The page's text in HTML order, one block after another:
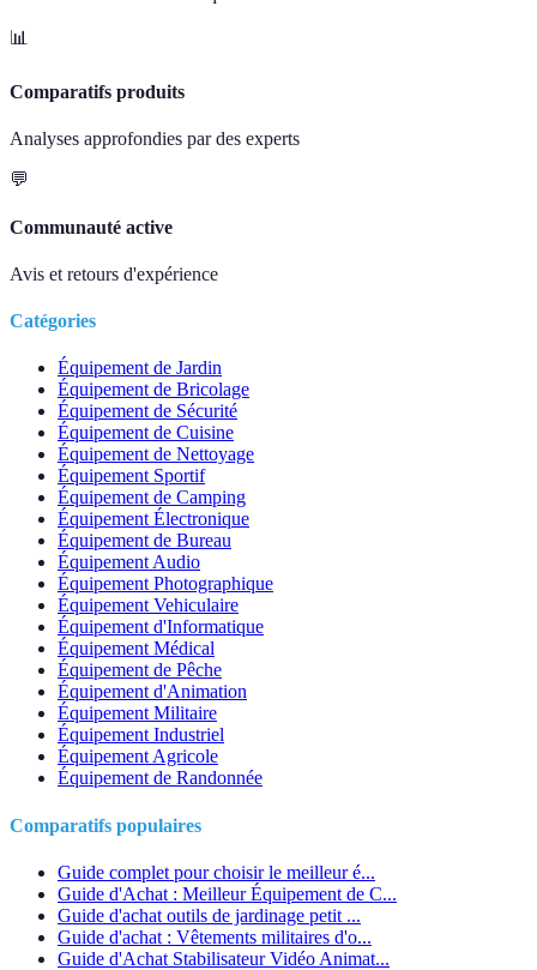
📊
Comparatifs produits
Analyses approfondies par des experts
💬
Communauté active
Avis et retours d'expérience
Catégories
Équipement de Jardin
Équipement de Bricolage
Équipement de Sécurité
Équipement de Cuisine
Équipement de Nettoyage
Équipement Sportif
Équipement de Camping
Équipement Électronique
Équipement de Bureau
Équipement Audio
Équipement Photographique
Équipement Vehiculaire
Équipement d'Informatique
Équipement Médical
Équipement de Pêche
Équipement d'Animation
Équipement Militaire
Équipement Industriel
Équipement Agricole
Équipement de Randonnée
Comparatifs populaires
Guide complet pour choisir le meilleur é...
Guide d'Achat : Meilleur Équipement de C...
Guide d'achat outils de jardinage petit ...
Guide d'achat : Vêtements militaires d'o...
Guide d'Achat Stabilisateur Vidéo Animat...